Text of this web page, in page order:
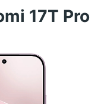
17T Pro